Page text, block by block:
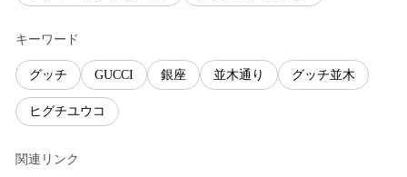
キーワード
グッチ GUCCI 銀座 並木通り グッチ並木
ヒグチユウコ
関連リンク